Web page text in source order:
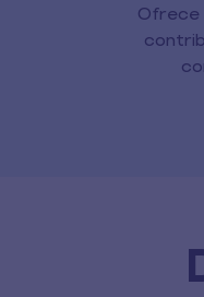
Ofrece